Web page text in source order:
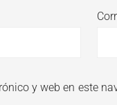
y web en este